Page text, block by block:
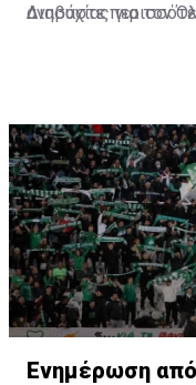
ανησυχίας για τον
Διαβάστε
Ενημέρωση από